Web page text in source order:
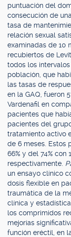
puntuación del
consecución de
tasa de
relación sexual
examinadas de 10
recubiertos de
todos los
población, que
las tasas de
en la GAQ, fueron
Vardenafil en
pacientes que
pacientes del
tratamiento activo
de 6 meses. Estos
66% y del 74% con
respectivamente.
un ensayo clínico
dosis flexible en
traumática de la
clínica y
los comprimidos
mejorías
función eréctil, en